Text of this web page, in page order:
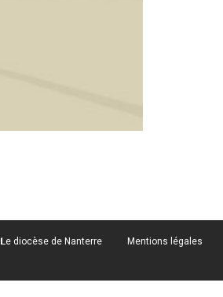
Le diocèse de Nanterre Mentions légales